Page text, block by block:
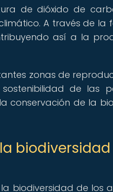
de dióxido de
A través de la
así a la
zonas de
de las
conservación de la
biodiversidad
biodiversidad de los